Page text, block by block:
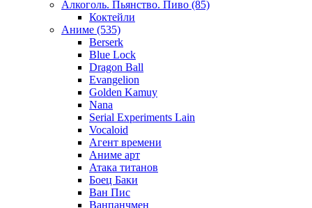
Алкоголь. Пьянство. Пиво (85)
Коктейли
Аниме (535)
Berserk
Blue Lock
Dragon Ball
Evangelion
Golden Kamuy
Nana
Serial Experiments Lain
Vocaloid
Агент времени
Аниме арт
Атака титанов
Боец Баки
Ван Пис
Ванпанчмен